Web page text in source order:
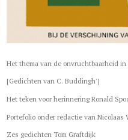
Het thema van de onvruchtbaarheid
[Gedichten van C. Buddingh']
Het teken voor herinnering Ronald
Portefolio onder redactie van Nicolaas
Zes gedichten Tom Graftdijk